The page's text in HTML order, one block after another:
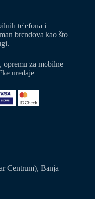
telefona i
brendova kao što
opremu za mobilne
uređaje.
Centrum), Banja